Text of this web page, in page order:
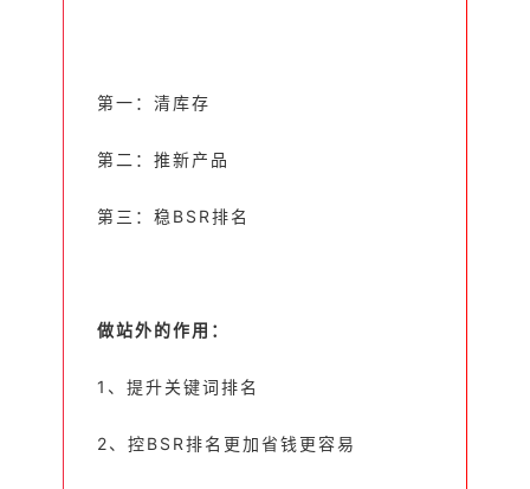
第一：清库存
第二：推新产品
第三：稳BSR排名
做站外的作用：
1、提升关键词排名
2、控BSR排名更加省钱更容易